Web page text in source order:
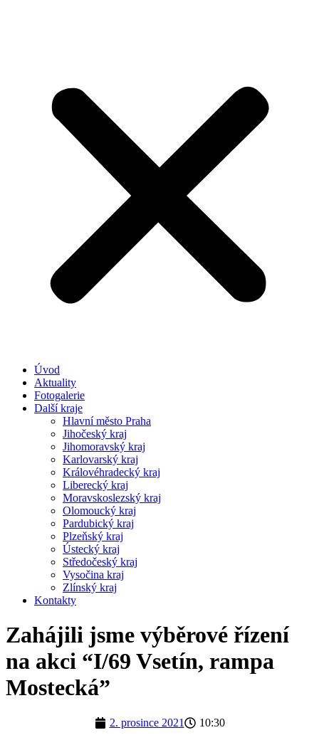
Úvod
Aktuality
Fotogalerie
Další kraje
Hlavní město Praha
Jihočeský kraj
Jihomoravský kraj
Karlovarský kraj
Královéhradecký kraj
Liberecký kraj
Moravskoslezský kraj
Olomoucký kraj
Pardubický kraj
Plzeňský kraj
Ústecký kraj
Středočeský kraj
Vysočina kraj
Zlínský kraj
Kontakty
Zahájili jsme výběrové řízení
na akci “I/69 Vsetín, rampa
Mostecká”
2. prosince 2021 10:30